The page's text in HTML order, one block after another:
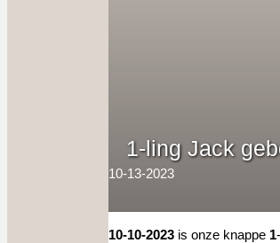
1-ling Jack
10-13-2023
10-10-2023 is onze knappe 1